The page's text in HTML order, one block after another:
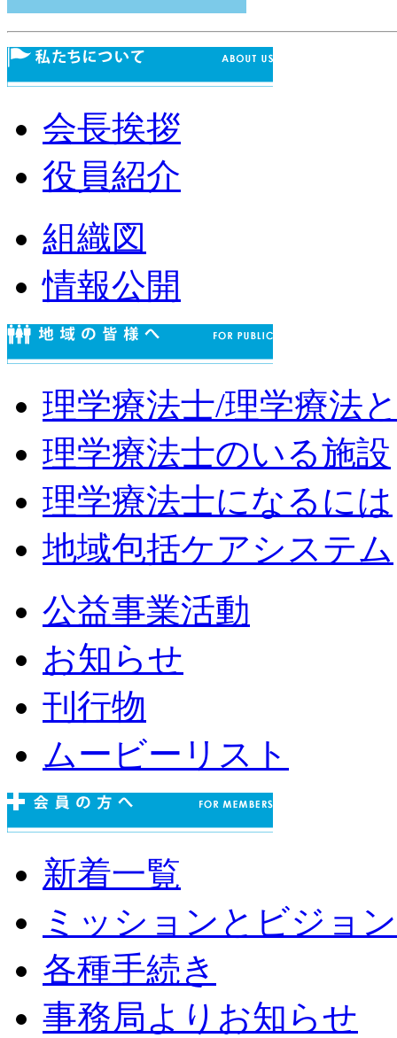
会長挨拶
役員紹介
組織図
情報公開
理学療法士/理学療法
理学療法士のいる施設
理学療法士になるには
地域包括ケアシステム
公益事業活動
お知らせ
刊行物
ムービーリスト
新着一覧
ミッションとビジョン
各種手続き
事務局よりお知らせ